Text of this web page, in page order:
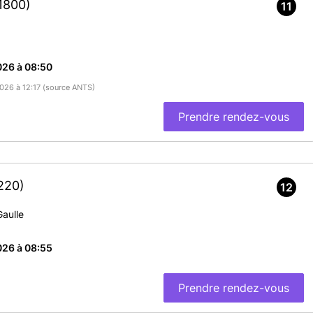
le numéro de celle-ci, pour le jour du rendez-vous. La
ou périmée depuis moins de 5 ans.
d'acte de naissance de moins de 3 mois à demander à
à la dématérialisation :
divorce + photocopie
assurance habitation).
de les imprimer.
hébergement qui indique la date de début
au jour du dépôt de la demande de titre,réalisée dans une
au sommet du crâne (hors chevelure). Pas de photo de
à 08:50
à 12:17 (source ANTS)
Prendre rendez-vous
11
à 08:55
Prendre rendez-vous
12